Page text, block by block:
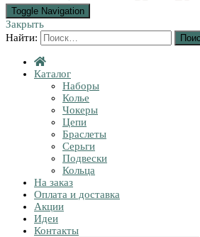
Toggle Navigation
Закрыть
Найти:
Каталог
Наборы
Колье
Чокеры
Цепи
Браслеты
Серьги
Подвески
Кольца
На заказ
Оплата и доставка
Акции
Идеи
Контакты